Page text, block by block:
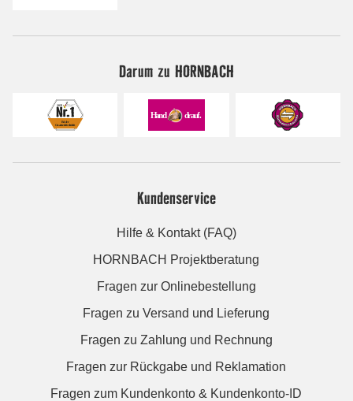
Darum zu HORNBACH
Kundenservice
Hilfe & Kontakt (FAQ)
HORNBACH Projektberatung
Fragen zur Onlinebestellung
Fragen zu Versand und Lieferung
Fragen zu Zahlung und Rechnung
Fragen zur Rückgabe und Reklamation
Fragen zum Kundenkonto & Kundenkonto-ID